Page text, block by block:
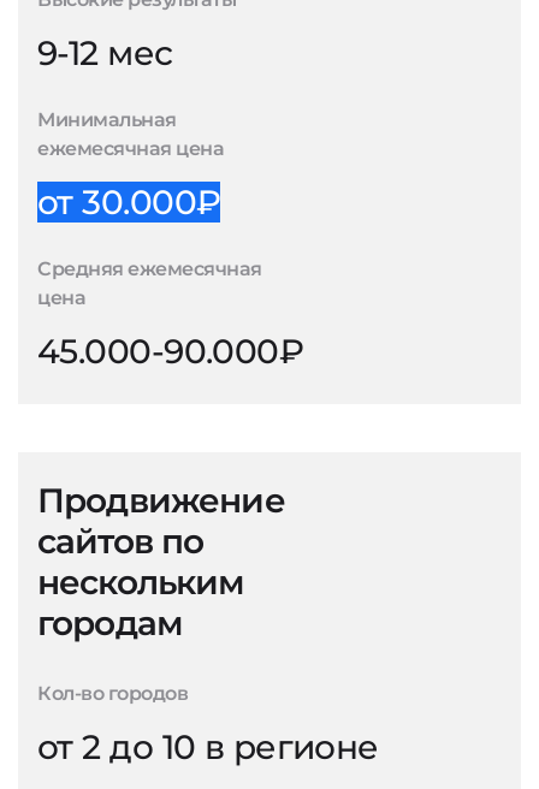
9-12 мес
Минимальная
ежемесячная цена
от 30.000₽
Средняя ежемесячная
цена
45.000-90.000₽
Продвижение
сайтов по
нескольким
городам
Кол-во городов
от 2 до 10 в регионе